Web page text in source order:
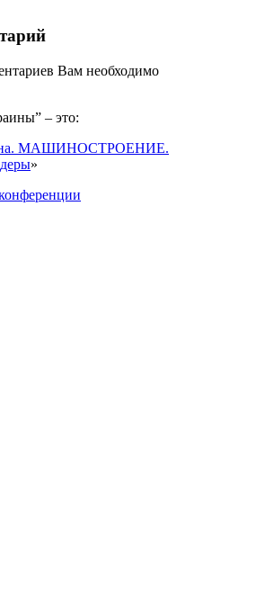
Вам необходимо
– это:
МАШИНОСТРОЕНИЕ.
»